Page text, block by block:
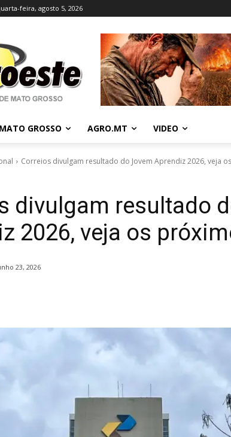
feira, agosto 5, 2026
MATO GROSSO AGRO.MT VIDEO
Correios divulgam resultado do Jovem Aprendiz 2026, veja
divulgam resultado
2026, veja os
23, 2026